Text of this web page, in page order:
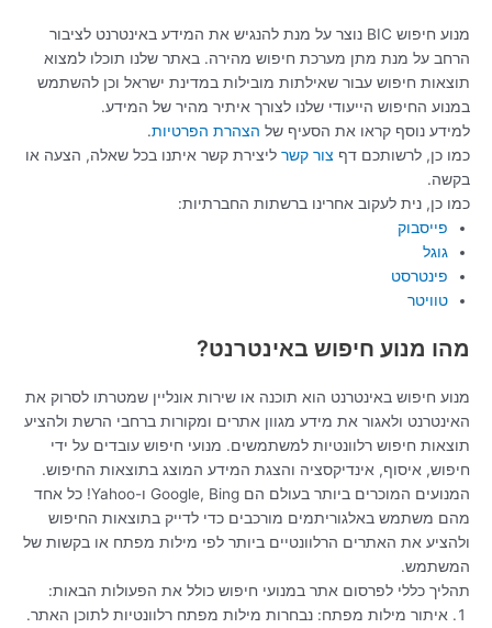
מנוע חיפוש BIC נוצר על מנת להנגיש את המידע באינטרנט לציבור
הרחב על מנת מתן מערכת חיפוש מהירה. באתר שלנו תוכלו למצוא
תוצאות חיפוש עבור שאילתות מובילות במדינת ישראל וכן להשתמש
במנוע החיפוש הייעודי שלנו לצורך איתיר מהיר של המידע.
למידע נוסף קראו את הסעיף של הצהרת הפרטיות.
כמו כן, לרשותכם דף צור קשר ליצירת קשר איתנו בכל שאלה, הצעה או
בקשה.
כמו כן, נית לעקוב אחרינו ברשתות החברתיות:
פייסבוק
גוגל
פינטרסט
טוויטר
מהו מנוע חיפוש באינטרנט?
מנוע חיפוש באינטרנט הוא תוכנה או שירות אונליין שמטרתו לסרוק את
האינטרנט ולאגור את מידע מגוון אתרים ומקורות ברחבי הרשת ולהציע
תוצאות חיפוש רלוונטיות למשתמשים. מנועי חיפוש עובדים על ידי
חיפוש, איסוף, אינדיקסציה והצגת המידע המוצג בתוצאות החיפוש.
המנועים המוכרים ביותר בעולם הם Google, Bing ו-Yahoo! כל אחד
מהם משתמש באלגוריתמים מורכבים כדי לדייק בתוצאות החיפוש
ולהציע את האתרים הרלוונטיים ביותר לפי מילות מפתח או בקשות של
המשתמש.
תהליך כללי לפרסום אתר במנועי חיפוש כולל את הפעולות הבאות:
איתור מילות מפתח: נבחרות מילות מפתח רלוונטיות לתוכן האתר.